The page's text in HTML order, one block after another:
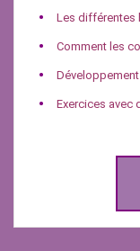
Les différentes
Comment les
Exercices avec